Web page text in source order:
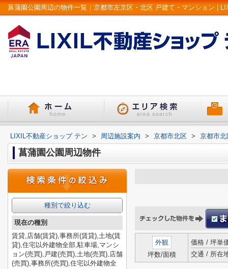
菖蒲園公園周辺の物件一覧｜京都市左京区・北区 戸建て・マンション |
LIXIL不動産ショップ テン > 周辺施設案内 > 京都市北区 > 京都市
菖蒲園公園周辺物件
外観
坪数/面積
価格 / 坪単
交通 / 所在
種別で絞り込む
現在の種別
賃貸,店舗(賃貸),事務所(賃貸),土地(賃
貸),住宅以外建物全部,駐車場,マンシ
ョン(売買),戸建(売買),土地(売買),店舗
(売買),事務所(売買),住宅以外建物全